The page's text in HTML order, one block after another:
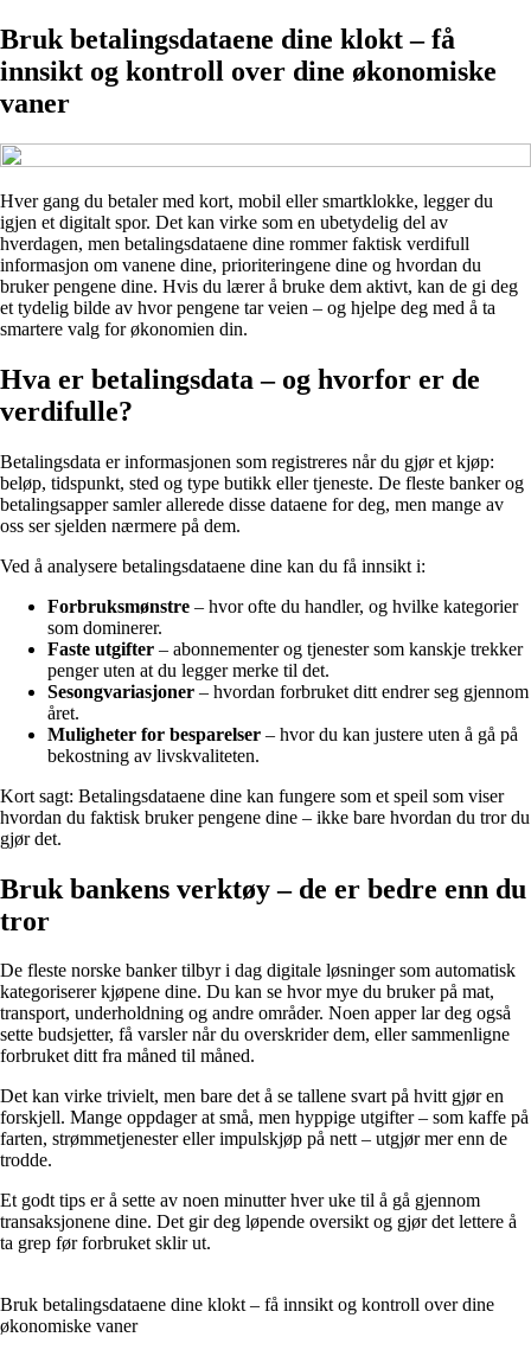
Bruk betalingsdataene dine klokt – få
innsikt og kontroll over dine økonomiske
vaner
Hver gang du betaler med kort, mobil eller smartklokke, legger du
igjen et digitalt spor. Det kan virke som en ubetydelig del av
hverdagen, men betalingsdataene dine rommer faktisk verdifull
informasjon om vanene dine, prioriteringene dine og hvordan du
bruker pengene dine. Hvis du lærer å bruke dem aktivt, kan de gi deg
et tydelig bilde av hvor pengene tar veien – og hjelpe deg med å ta
smartere valg for økonomien din.
Hva er betalingsdata – og hvorfor er de
verdifulle?
Betalingsdata er informasjonen som registreres når du gjør et kjøp:
beløp, tidspunkt, sted og type butikk eller tjeneste. De fleste banker og
betalingsapper samler allerede disse dataene for deg, men mange av
oss ser sjelden nærmere på dem.
Ved å analysere betalingsdataene dine kan du få innsikt i:
Forbruksmønstre – hvor ofte du handler, og hvilke kategorier
som dominerer.
Faste utgifter – abonnementer og tjenester som kanskje trekker
penger uten at du legger merke til det.
Sesongvariasjoner – hvordan forbruket ditt endrer seg gjennom
året.
Muligheter for besparelser – hvor du kan justere uten å gå på
bekostning av livskvaliteten.
Kort sagt: Betalingsdataene dine kan fungere som et speil som viser
hvordan du faktisk bruker pengene dine – ikke bare hvordan du tror du
gjør det.
Bruk bankens verktøy – de er bedre enn du
tror
De fleste norske banker tilbyr i dag digitale løsninger som automatisk
kategoriserer kjøpene dine. Du kan se hvor mye du bruker på mat,
transport, underholdning og andre områder. Noen apper lar deg også
sette budsjetter, få varsler når du overskrider dem, eller sammenligne
forbruket ditt fra måned til måned.
Det kan virke trivielt, men bare det å se tallene svart på hvitt gjør en
forskjell. Mange oppdager at små, men hyppige utgifter – som kaffe på
farten, strømmetjenester eller impulskjøp på nett – utgjør mer enn de
trodde.
Et godt tips er å sette av noen minutter hver uke til å gå gjennom
transaksjonene dine. Det gir deg løpende oversikt og gjør det lettere å
ta grep før forbruket sklir ut.
Bruk betalingsdataene dine klokt – få innsikt og kontroll over dine
økonomiske vaner